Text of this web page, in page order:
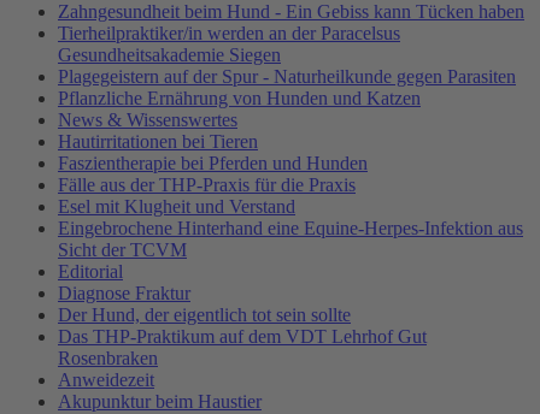
Zahngesundheit beim Hund - Ein Gebiss kann Tücken haben
Tierheilpraktiker/in werden an der Paracelsus
Gesundheitsakademie Siegen
Plagegeistern auf der Spur - Naturheilkunde gegen Parasiten
Pflanzliche Ernährung von Hunden und Katzen
News & Wissenswertes
Hautirritationen bei Tieren
Faszientherapie bei Pferden und Hunden
Fälle aus der THP-Praxis für die Praxis
Esel mit Klugheit und Verstand
Eingebrochene Hinterhand eine Equine-Herpes-Infektion aus
Sicht der TCVM
Editorial
Diagnose Fraktur
Der Hund, der eigentlich tot sein sollte
Das THP-Praktikum auf dem VDT Lehrhof Gut
Rosenbraken
Anweidezeit
Akupunktur beim Haustier